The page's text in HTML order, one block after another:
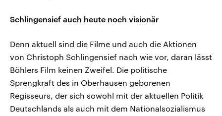
Schlingensief auch heute noch visionär
Denn aktuell sind die Filme und auch die Aktionen
von Christoph Schlingensief nach wie vor, daran lässt
Böhlers Film keinen Zweifel. Die politische
Sprengkraft des in Oberhausen geborenen
Regisseurs, der sich sowohl mit der aktuellen Politik
Deutschlands als auch mit dem Nationalsozialismus